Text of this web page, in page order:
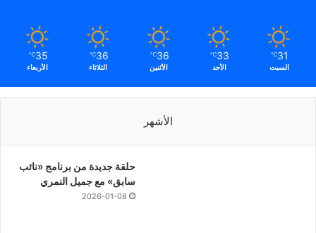
31
℃
السبت
33
℃
الأحد
36
℃
الأثنين
36
℃
الثلاثاء
35
℃
الأربعاء
الأشهر
حلقة جديدة من برنامج «نائب
سابق» مع جميل النمري
2026-01-08